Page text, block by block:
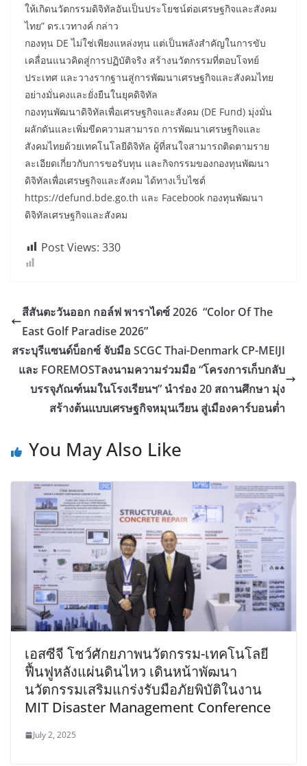
ให้เกิดนวัตกรรมดิจิทัลอันเป็นประโยชน์ต่อเศรษฐกิจและสังคม
ไทย” ดร.เวทางค์ กล่าว
กองทุน DE ไม่ใช่เพียงแหล่งทุน แต่เป็นพลังสำคัญในการขับ
เคลื่อนแนวคิดสู่การปฏิบัติจริง สร้างนวัตกรรมที่ตอบโจทย์
ประเทศ และวางรากฐานสู่การพัฒนาเศรษฐกิจและสังคมไทย
อย่างมั่นคงและยั่งยืนในยุคดิจิทัล
กองทุนพัฒนาดิจิทัลเพื่อเศรษฐกิจและสังคม (DE Fund) มุ่งมั่น
ผลักดันและเพิ่มขีดความสามารถ การพัฒนาเศรษฐกิจและ
สังคมไทยด้วยเทคโนโลยีดิจิทัล ผู้ที่สนใจสามารถติดตามราย
ละเอียดเกี่ยวกับการขอรับทุน และกิจกรรมของกองทุนพัฒนา
ดิจิทัลเพื่อเศรษฐกิจและสังคม ได้ทางเว็บไซต์
https://defund.bde.go.th และ Facebook กองทุนพัฒนา
ดิจิทัลเศรษฐกิจและสังคม
Post Views: 330
สีสันตะวันออก กอล์ฟ พาราไดซ์ 2026 “Color Of The
East Golf Paradise 2026”
สระบุรีแซนด์บ็อกซ์ จับมือ SCGC Thai-Denmark CP-MEIJI
และ FOREMOSTลงนามความร่วมมือ “โครงการเก็บกลับ
บรรจุภัณฑ์นมในโรงเรียนฯ” นำร่อง 20 สถานศึกษา มุ่ง
สร้างต้นแบบเศรษฐกิจหมุนเวียน สู่เมืองคาร์บอนต่ำ
You May Also Like
เอสซีจี โชว์ศักยภาพนวัตกรรม-เทคโนโลยี
ฟื้นฟูหลังแผ่นดินไหว เดินหน้าพัฒนา
นวัตกรรมเสริมแกร่งรับมือภัยพิบัติในงาน
MIT Disaster Management Conference
July 2, 2025